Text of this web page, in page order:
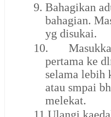
9. Bahagikan
bahagian.
yg disukai.
10.
pertama ke
selama lebih
atau smpai
melekat.